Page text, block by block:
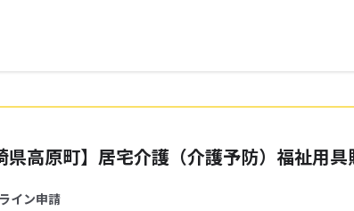
県高原町】居宅介護（介護予防）福祉用
イン申請